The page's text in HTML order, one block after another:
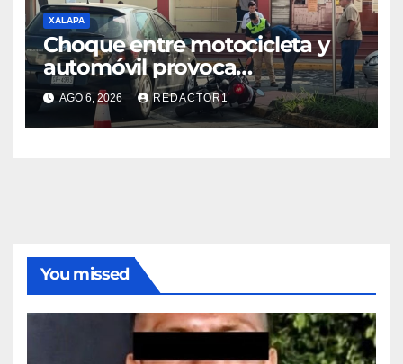
XALAPA
Choque entre motocicleta y
automóvil provoca
movilización en calles de
Xalapa
AGO 6, 2026 REDACTOR1
You missed